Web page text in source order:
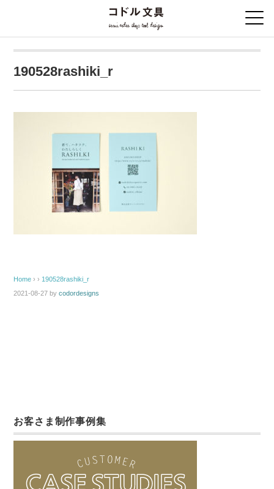
190528rashiki_r
Home › › 190528rashiki_r
2021-08-27 bycodordesigns
お客さま制作事例集